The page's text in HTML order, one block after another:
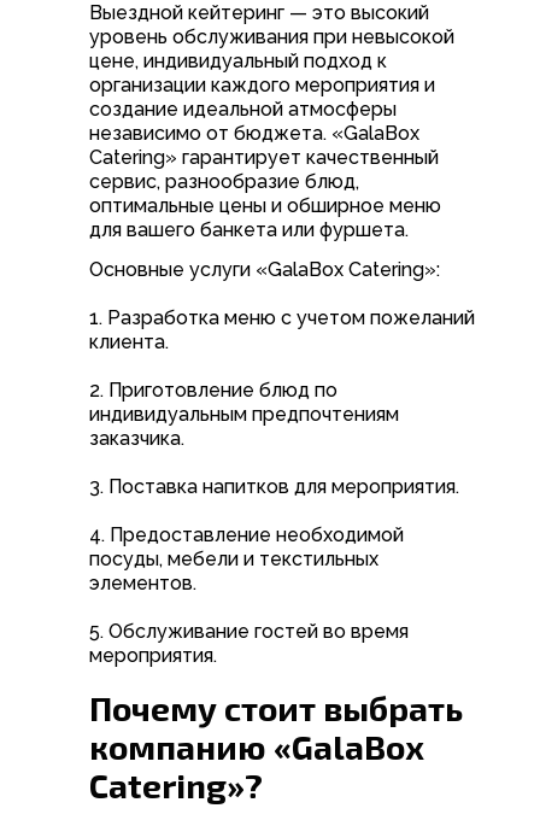
Почему стоит выбрать
компанию «GalaBox
Catering»?
Выездной кейтеринг — это высокий
уровень обслуживания при невысокой
цене, индивидуальный подход к
организации каждого мероприятия и
создание идеальной атмосферы
независимо от бюджета. «GalaBox
Catering» гарантирует качественный
сервис, разнообразие блюд,
оптимальные цены и обширное меню
для вашего банкета или фуршета.
Основные услуги «GalaBox Catering»:
1. Разработка меню с учетом пожеланий
клиента.
2. Приготовление блюд по
индивидуальным предпочтениям
заказчика.
3. Поставка напитков для мероприятия.
4. Предоставление необходимой
посуды, мебели и текстильных
элементов.
5. Обслуживание гостей во время
мероприятия.